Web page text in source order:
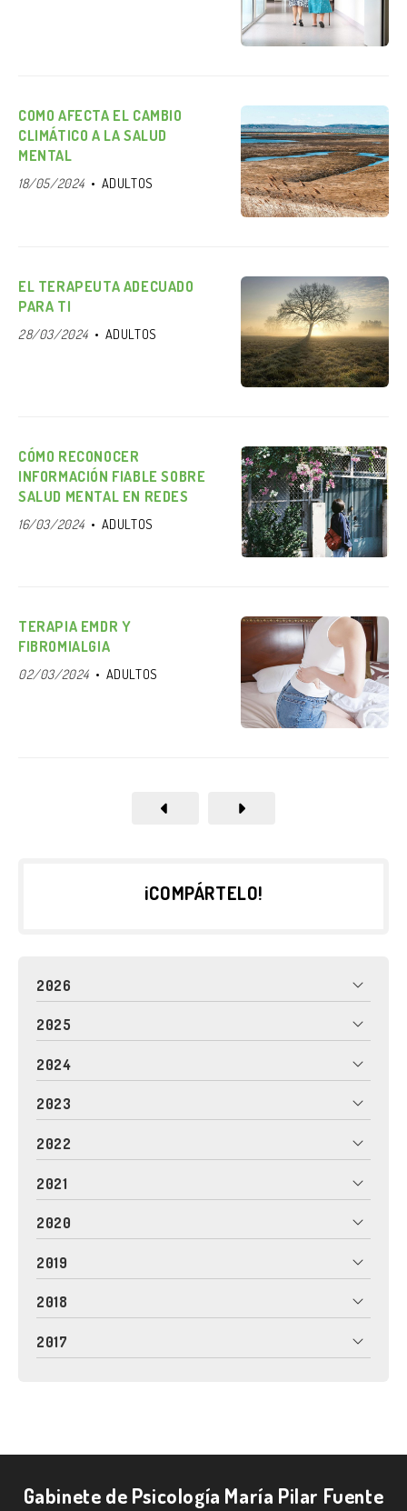
COMO AFECTA EL CAMBIO
CLIMÁTICO A LA SALUD
MENTAL
18/05/2024 ADULTOS
EL TERAPEUTA ADECUADO
PARA TI
28/03/2024 ADULTOS
CÓMO RECONOCER
INFORMACIÓN FIABLE SOBRE
SALUD MENTAL EN REDES
16/03/2024 ADULTOS
TERAPIA EMDR Y
FIBROMIALGIA
02/03/2024 ADULTOS
¡COMPÁRTELO!
2026
2025
2024
2023
2022
2021
2020
2019
2018
2017
Gabinete de Psicología María Pilar Fuente